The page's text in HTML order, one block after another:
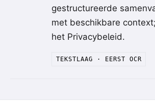
gestructureerde
met beschikbare
het Privacybeleid.
TEKSTLAAG · EERST OCR